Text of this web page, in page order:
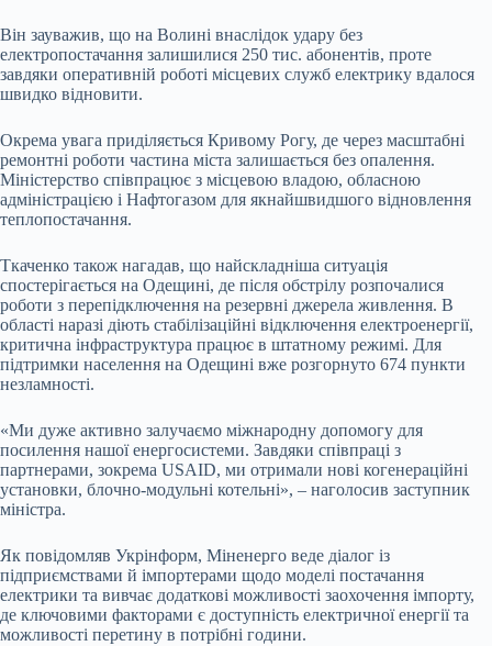
Він зауважив, що на Волині внаслідок удару без
електропостачання залишилися 250 тис. абонентів, проте
завдяки оперативній роботі місцевих служб електрику вдалося
швидко відновити.
Окрема увага приділяється Кривому Рогу, де через масштабні
ремонтні роботи частина міста залишається без опалення.
Міністерство співпрацює з місцевою владою, обласною
адміністрацією і Нафтогазом для якнайшвидшого відновлення
теплопостачання.
Ткаченко також нагадав, що найскладніша ситуація
спостерігається на Одещині, де після обстрілу розпочалися
роботи з перепідключення на резервні джерела живлення. В
області наразі діють стабілізаційні відключення електроенергії,
критична інфраструктура працює в штатному режимі. Для
підтримки населення на Одещині вже розгорнуто 674 пункти
незламності.
«Ми дуже активно залучаємо міжнародну допомогу для
посилення нашої енергосистеми. Завдяки співпраці з
партнерами, зокрема USAID, ми отримали нові когенераційні
установки, блочно-модульні котельні», – наголосив заступник
міністра.
Як повідомляв Укрінформ, Міненерго веде діалог із
підприємствами й імпортерами щодо моделі постачання
електрики та вивчає додаткові можливості заохочення імпорту,
де ключовими факторами є доступність електричної енергії та
можливості перетину в потрібні години.